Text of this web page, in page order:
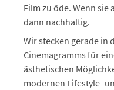
Film zu öde. Wenn sie
dann nachhaltig.
Wir stecken gerade in
Cinemagramms für
ästhetischen
modernen Lifestyle-